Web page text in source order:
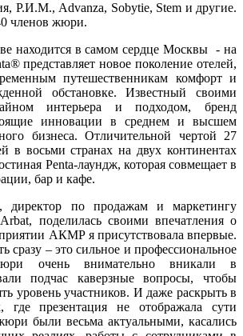
Р.И.М., Advanza, Sobytie, Stem и другие.
членов жюри.
находится в самом сердце Москвы - на
представляет новое поколение отелей,
путешественникам комфорт и
обстановке. Известный своими
интерьера и подходом, бренд
инновации в среднем и высшем
бизнеса. Отличительной чертой 27
в восьми странах на двух континентах
Penta-лаундж, которая совмещает в
бар и кафе.
директор по продажам и маркетингу
поделилась своими впечатления о
АКМР я присутствовала впервые.
сразу – это сильное и профессиональное
очень внимательно вникали в
подчас каверзные вопросы, чтобы
уровень участников. И даже раскрыть в
где презентация не отображала сути
были весьма актуальными, касались